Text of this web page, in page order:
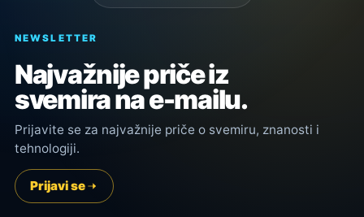
NEWSLETTER
Najvažnije priče iz
svemira na e-mailu.
Prijavite se za najvažnije priče o svemiru, znanosti i
tehnologiji.
Prijavi se